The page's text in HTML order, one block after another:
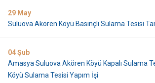
29 May
Suluova Akören Köyü Basınçlı Sulama Tesisi
04Şub
Amasya Suluova Akören Köyü Kapalı Sulama
Köyü Sulama Tesisi Yapım İşi